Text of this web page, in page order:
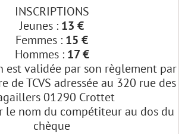
INSCRIPTIONS
Jeunes : 13 €
Femmes : 15 €
Hommes : 17 €
est validée par son règlement par
de TCVS adressée au 320 rue des
01290 Crottet
le nom du compétiteur au dos du
chèque